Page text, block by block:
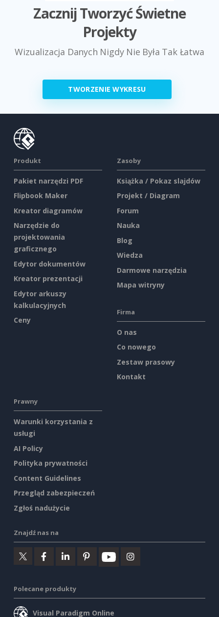
Zacznij Tworzyć Świetne
Projekty
Wizualizacja Danych Nigdy Nie Była Tak Łatwa
TWORZENIE WYKRESU
Produkt
Pakiet narzędzi PDF
Flipbook Maker
Kreator diagramów
Narzędzie do
projektowania
graficznego
Edytor dokumentów
Kreator prezentacji
Edytor arkuszy
kalkulacyjnych
Ceny
Zasoby
Książka / Pokaz slajdów
Projekt / Diagram
Forum
Nauka
Blog
Wiedza
Darmowe narzędzia
Mapa witryny
Firma
O nas
Co nowego
Zestaw prasowy
Kontakt
Prawny
Warunki korzystania z
usługi
AI Policy
Polityka prywatności
Content Guidelines
Przegląd zabezpieczeń
Zgłoś nadużycie
Znajdź nas na
Polecane produkty
Visual Paradigm Online